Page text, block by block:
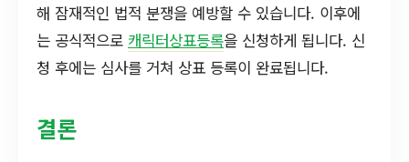
해 잠재적인 법적 분쟁을 예방할 수 있습니다. 이후에
는 공식적으로 캐릭터상표등록을 신청하게 됩니다. 신
청 후에는 심사를 거쳐 상표 등록이 완료됩니다.
결론